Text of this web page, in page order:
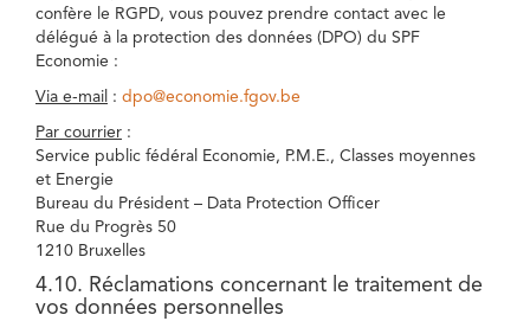
confère le RGPD, vous pouvez prendre contact avec le
délégué à la protection des données (DPO) du SPF
Economie :
Via e-mail : dpo@economie.fgov.be
Par courrier :
Service public fédéral Economie, P.M.E., Classes moyennes
et Energie
Bureau du Président – Data Protection Officer
Rue du Progrès 50
1210 Bruxelles
4.10. Réclamations concernant le traitement de
vos données personnelles